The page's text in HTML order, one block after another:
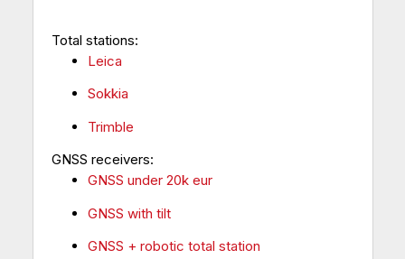
Total stations:
Leica
Sokkia
Trimble
GNSS receivers:
GNSS under 20k eur
GNSS with tilt
GNSS + robotic total station